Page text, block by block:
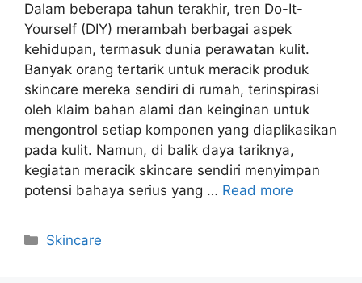
Dalam beberapa tahun terakhir, tren Do-It-
Yourself (DIY) merambah berbagai aspek
kehidupan, termasuk dunia perawatan kulit.
Banyak orang tertarik untuk meracik produk
skincare mereka sendiri di rumah, terinspirasi
oleh klaim bahan alami dan keinginan untuk
mengontrol setiap komponen yang diaplikasikan
pada kulit. Namun, di balik daya tariknya,
kegiatan meracik skincare sendiri menyimpan
potensi bahaya serius yang … Read more
Kategori
Skincare